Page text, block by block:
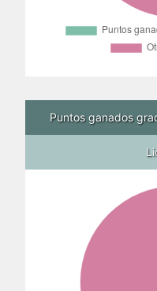
Puntos ganados